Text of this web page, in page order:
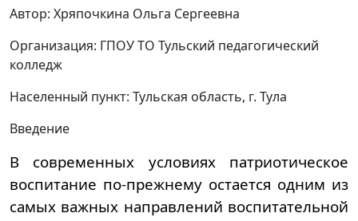
Автор: Хряпочкина Ольга Сергеевна
Организация: ГПОУ ТО Тульский педагогический
колледж
Населенный пункт: Тульская область, г. Тула
Введение
В современных условиях патриотическое
воспитание по-прежнему остается одним из
самых важных направлений воспитательной